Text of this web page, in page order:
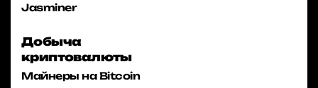
Jasminer
Добыча
криптовалюты
Майнеры на Bitcoin